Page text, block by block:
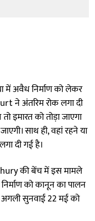
में अवैध निर्माण को लेकर
ने अंतरिम रोक लगा दी
इमारत को तोड़ा जाएगा
साथ ही, वहां रहने या
दी गई है।
की बेंच में इस मामले
को कानून का पालन
अगली सुनवाई 22 मई को